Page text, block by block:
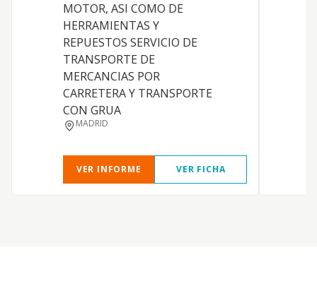
MOTOR, ASI COMO DE
HERRAMIENTAS Y
REPUESTOS SERVICIO DE
TRANSPORTE DE
MERCANCIAS POR
CARRETERA Y TRANSPORTE
CON GRUA
MADRID
VER INFORME VER FICHA